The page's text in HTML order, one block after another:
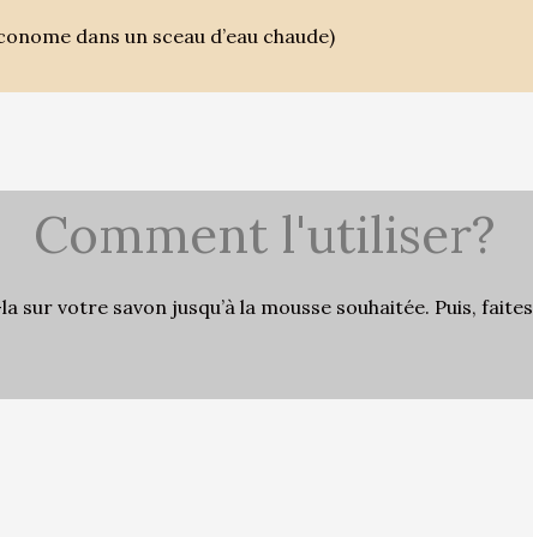
dans un sceau d’eau chaude)
Comment l'utiliser?
votre savon jusqu’à la mousse souhaitée. Puis,